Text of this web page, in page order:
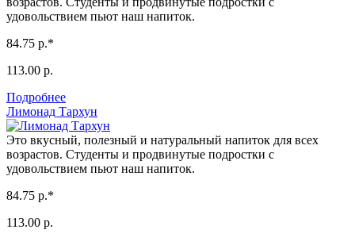
удовольствием пьют наш напиток.
84.75 р.*
113.00 р.
Подробнее
Лимонад Тархун
Это вкусный, полезный и натуральный напиток для всех
возрастов. Студенты и продвинутые подростки с
удовольствием пьют наш напиток.
84.75 р.*
113.00 р.